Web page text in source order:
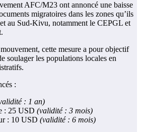
AFC/M23 ont annoncé une baisse
migratoires dans les zones qu’ils
au Sud-Kivu, notamment le CEPGL et
cette mesure a pour objectif
soulager les populations locales en
:
: 1 an)
: 25 USD (validité : 3 mois)
: 10 USD (validité : 6 mois)